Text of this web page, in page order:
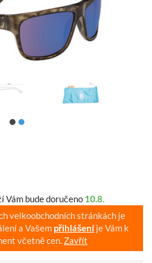
Vám bude doručeno 10.8.
velkoobchodních stránkách je
a Vašem přihlášeníje Vám k
včetně cen. Zavřít